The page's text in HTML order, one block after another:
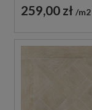
259,00 zł m2